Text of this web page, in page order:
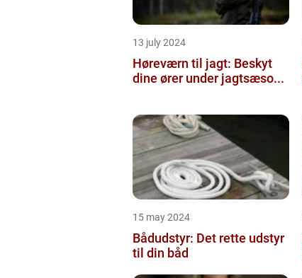
13 july 2024
Høreværn til jagt: Beskyt
dine ører under jagtsæso...
15 may 2024
Bådudstyr: Det rette udstyr
til din båd